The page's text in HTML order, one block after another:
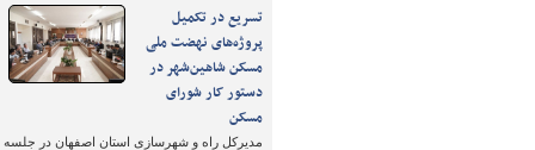
تسریع در تکمیل
پروژه‌های نهضت ملی
مسکن شاهین‌شهر در
دستور کار شورای
مسکن
مدیرکل راه و شهرسازی استان اصفهان در جلسه